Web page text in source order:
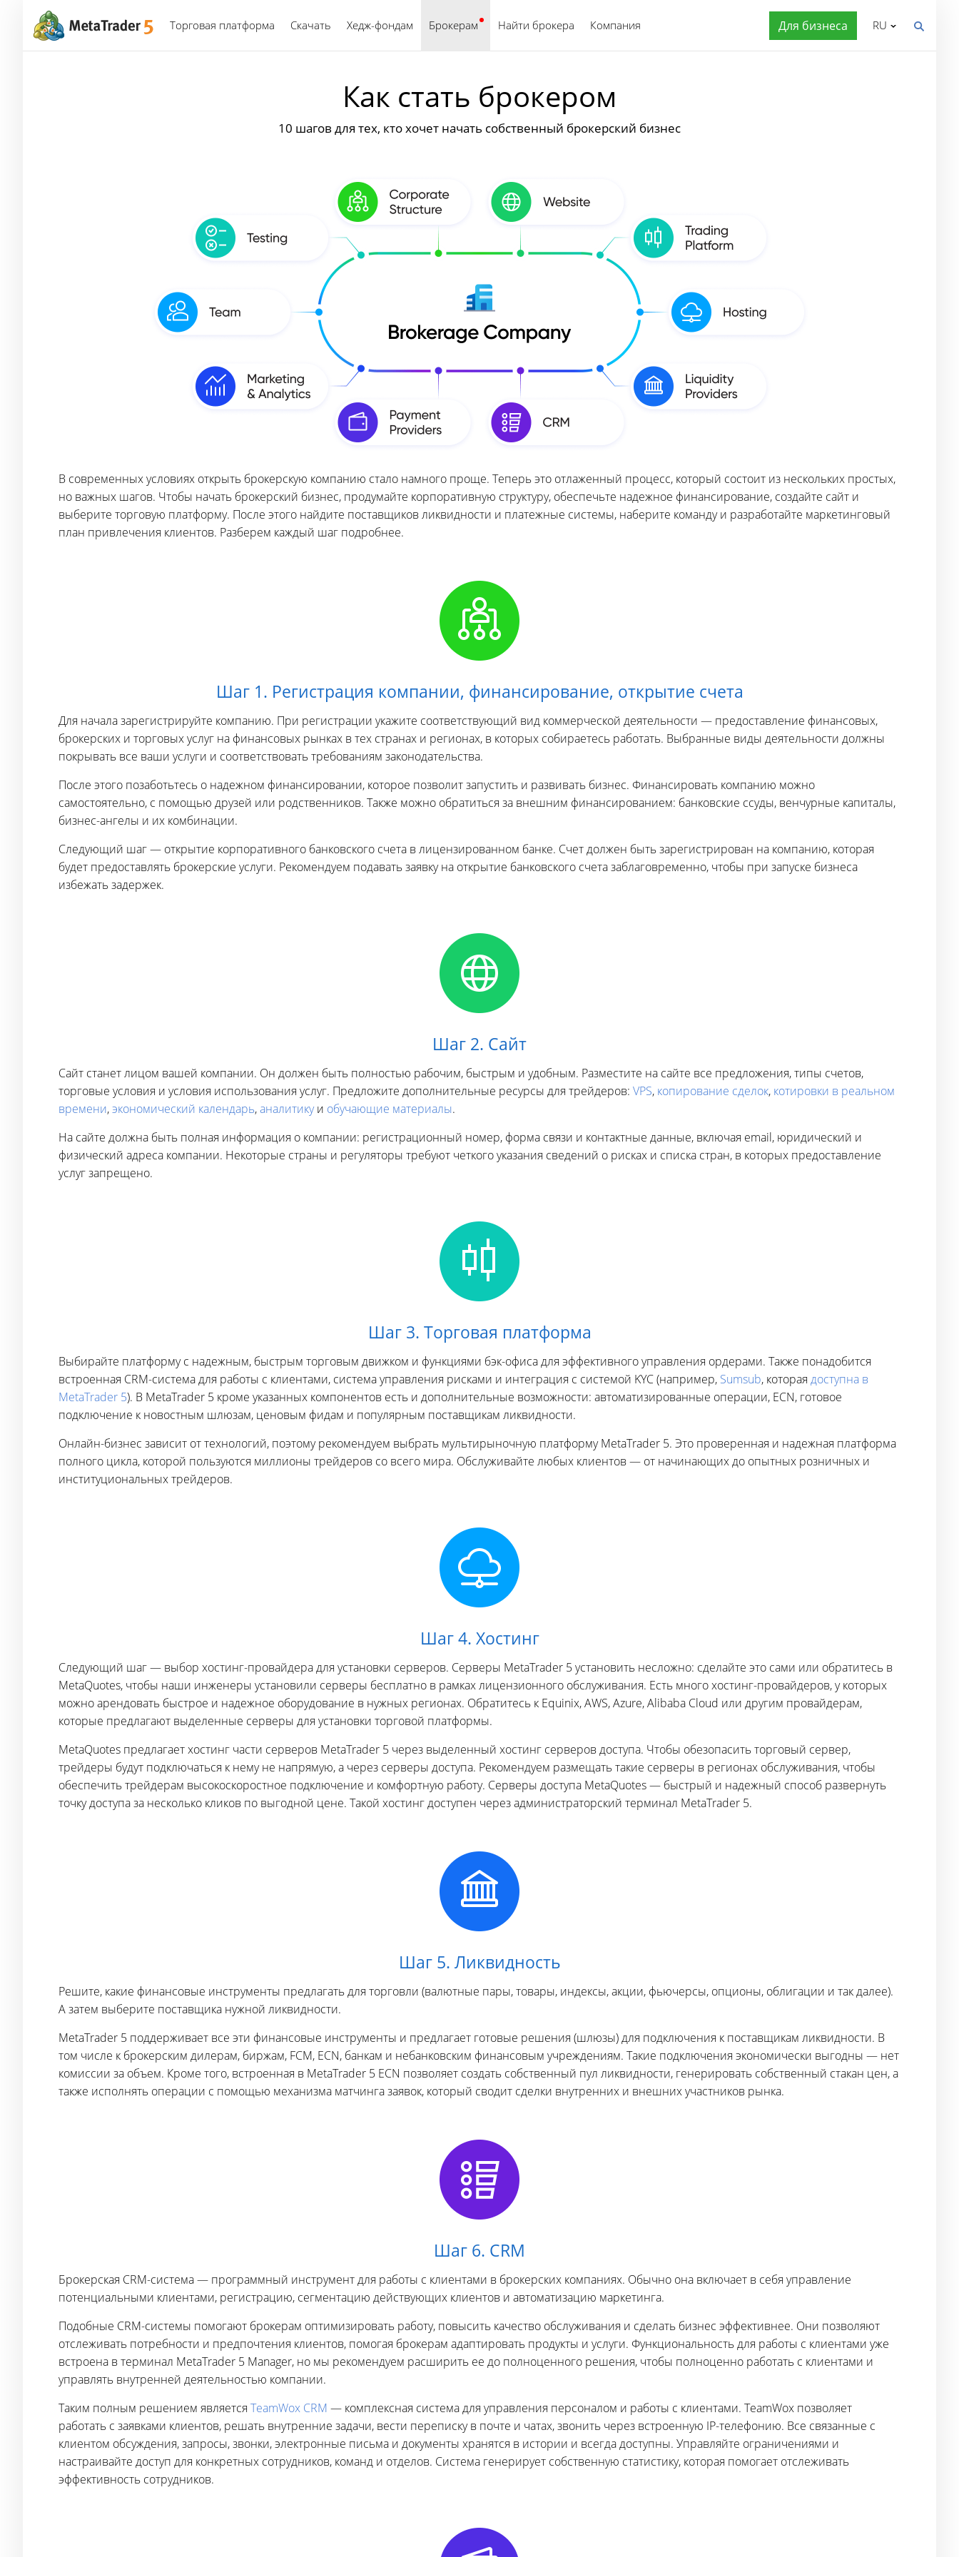
Торговая платформа Скачать Хедж-фондам Брокерам Найти брокера Компания Для бизнеса
Русский RU
Как стать брокером
10 шагов для тех, кто хочет начать собственный брокерский бизнес
В современных условиях открыть брокерскую компанию стало намного проще. Теперь это отлаженный процесс, который состоит из нескольких простых,
но важных шагов. Чтобы начать брокерский бизнес, продумайте корпоративную структуру, обеспечьте надежное финансирование, создайте сайт и
выберите торговую платформу. После этого найдите поставщиков ликвидности и платежные системы, наберите команду и разработайте маркетинговый
план привлечения клиентов. Разберем каждый шаг подробнее.
Шаг 1. Регистрация компании, финансирование, открытие счета
Для начала зарегистрируйте компанию. При регистрации укажите соответствующий вид коммерческой деятельности — предоставление финансовых,
брокерских и торговых услуг на финансовых рынках в тех странах и регионах, в которых собираетесь работать. Выбранные виды деятельности должны
покрывать все ваши услуги и соответствовать требованиям законодательства.
После этого позаботьтесь о надежном финансировании, которое позволит запустить и развивать бизнес. Финансировать компанию можно
самостоятельно, с помощью друзей или родственников. Также можно обратиться за внешним финансированием: банковские ссуды, венчурные капиталы,
бизнес-ангелы и их комбинации.
Следующий шаг — открытие корпоративного банковского счета в лицензированном банке. Счет должен быть зарегистрирован на компанию, которая
будет предоставлять брокерские услуги. Рекомендуем подавать заявку на открытие банковского счета заблаговременно, чтобы при запуске бизнеса
избежать задержек.
Шаг 2. Сайт
Сайт станет лицом вашей компании. Он должен быть полностью рабочим, быстрым и удобным. Разместите на сайте все предложения, типы счетов,
торговые условия и условия использования услуг. Предложите дополнительные ресурсы для трейдеров: VPS, копирование сделок, котировки в реальном
времени,экономический календарь,аналитикуи обучающие материалы.
На сайте должна быть полная информация о компании: регистрационный номер, форма связи и контактные данные, включая email, юридический и
физический адреса компании. Некоторые страны и регуляторы требуют четкого указания сведений о рисках и списка стран, в которых предоставление
услуг запрещено.
Шаг 3. Торговая платформа
Выбирайте платформу с надежным, быстрым торговым движком и функциями бэк-офиса для эффективного управления ордерами. Также понадобится
встроенная CRM-система для работы с клиентами, система управления рисками и интеграция с системой KYC (например, Sumsub, которая доступна в
MetaTrader 5). В MetaTrader 5 кроме указанных компонентов есть и дополнительные возможности: автоматизированные операции, ECN, готовое
подключение к новостным шлюзам, ценовым фидам и популярным поставщикам ликвидности.
Онлайн-бизнес зависит от технологий, поэтому рекомендуем выбрать мультирыночную платформу MetaTrader 5. Это проверенная и надежная платформа
полного цикла, которой пользуются миллионы трейдеров со всего мира. Обслуживайте любых клиентов — от начинающих до опытных розничных и
институциональных трейдеров.
Шаг 4. Хостинг
Следующий шаг — выбор хостинг-провайдера для установки серверов. Серверы MetaTrader 5 установить несложно: сделайте это сами или обратитесь в
MetaQuotes, чтобы наши инженеры установили серверы бесплатно в рамках лицензионного обслуживания. Есть много хостинг-провайдеров, у которых
можно арендовать быстрое и надежное оборудование в нужных регионах. Обратитесь к Equinix, AWS, Azure, Alibaba Cloud или другим провайдерам,
которые предлагают выделенные серверы для установки торговой платформы.
MetaQuotes предлагает хостинг части серверов MetaTrader 5 через выделенный хостинг серверов доступа. Чтобы обезопасить торговый сервер,
трейдеры будут подключаться к нему не напрямую, а через серверы доступа. Рекомендуем размещать такие серверы в регионах обслуживания, чтобы
обеспечить трейдерам высокоскоростное подключение и комфортную работу. Серверы доступа MetaQuotes — быстрый и надежный способ развернуть
точку доступа за несколько кликов по выгодной цене. Такой хостинг доступен через администраторский терминал MetaTrader 5.
Шаг 5. Ликвидность
Решите, какие финансовые инструменты предлагать для торговли (валютные пары, товары, индексы, акции, фьючерсы, опционы, облигации и так далее).
А затем выберите поставщика нужной ликвидности.
MetaTrader 5 поддерживает все эти финансовые инструменты и предлагает готовые решения (шлюзы) для подключения к поставщикам ликвидности. В
том числе к брокерским дилерам, биржам, FCM, ECN, банкам и небанковским финансовым учреждениям. Такие подключения экономически выгодны — нет
комиссии за объем. Кроме того, встроенная в MetaTrader 5 ECN позволяет создать собственный пул ликвидности, генерировать собственный стакан цен, а
также исполнять операции с помощью механизма матчинга заявок, который сводит сделки внутренних и внешних участников рынка.
Шаг 6. CRM
Брокерская CRM-система — программный инструмент для работы с клиентами в брокерских компаниях. Обычно она включает в себя управление
потенциальными клиентами, регистрацию, сегментацию действующих клиентов и автоматизацию маркетинга.
Подобные CRM-системы помогают брокерам оптимизировать работу, повысить качество обслуживания и сделать бизнес эффективнее. Они позволяют
отслеживать потребности и предпочтения клиентов, помогая брокерам адаптировать продукты и услуги. Функциональность для работы с клиентами уже
встроена в терминал MetaTrader 5 Manager, но мы рекомендуем расширить ее до полноценного решения, чтобы полноценно работать с клиентами и
управлять внутренней деятельностью компании.
Таким полным решением является TeamWox CRM — комплексная система для управления персоналом и работы с клиентами. TeamWox позволяет
работать с заявками клиентов, решать внутренние задачи, вести переписку в почте и чатах, звонить через встроенную IP-телефонию. Все связанные с
клиентом обсуждения, запросы, звонки, электронные письма и документы хранятся в истории и всегда доступны. Управляйте ограничениями и
настраивайте доступ для конкретных сотрудников, команд и отделов. Система генерирует собственную статистику, которая помогает отслеживать
эффективность сотрудников.